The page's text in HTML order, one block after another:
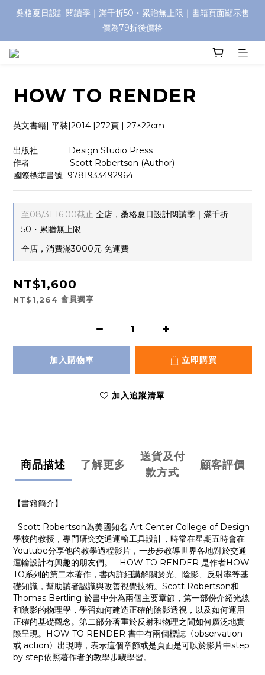
桑格夏日設計閱讀季｜滿千折50・累贈無上限｜書籍頁面顯示售
價為79折後價格
HOW TO RENDER
英文書籍| 平裝|2014 |272頁 | 27×22cm
出版社             Design Studio Press
作者                 Scott Robertson (Author)
國際標準書號  9781933492964
至08/31 16:00截止 全店，桑格夏日設計閱讀季｜滿千折
50・累贈無上限
全店，消費滿3000元 免運費
NT$1,600
NT$1,264 會員獨享
加入購物車 立即購買
加入追蹤清單
商品描述 了解更多
送貨及付
款方式
顧客評價
【書籍簡介】
Scott Robertson為美國知名 Art Center College of Design
學校的教授，專門研究交通運輸工具設計，時常在星期五時會在
Youtube分享他的教學過程影片，一步步教導世界各地對於交通
運輸設計有興趣的朋友們。 HOW TO RENDER 是作者HOW
TO系列的第二本著作，書內詳細講解關於光、陰影、反射率等基
礎知識，幫助讀者認識與改善視覺技術。Scott Robertson和
Thomas Bertling 於書中分為兩個主要章節，第一部份介紹光線
和陰影的物理學，學習如何建造正確的陰影透視，以及如何運用
正確的基礎觀念。第二部分著重於反射和物理之間如何廣泛地實
際呈現。HOW TO RENDER 書中有兩個標誌〈observation
或 action〉出現時，表示這個章節或是頁面是可以於影片中step
by step依照著作者的教學步驟學習。